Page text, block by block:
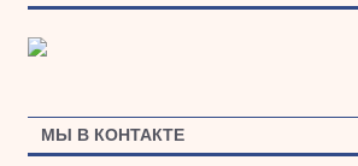
МЫ В КОНТАКТЕ